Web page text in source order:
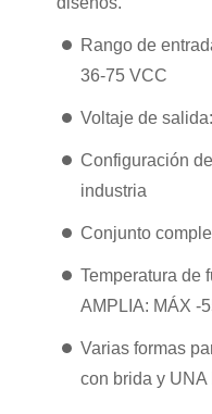
Rango de
36-75 VCC
Voltaje de
Configuración
industria
Conjunto
Temperatura de
AMPLIA: MÁX -
Varias formas
con brida y UNA